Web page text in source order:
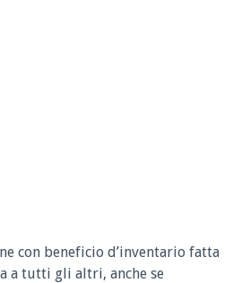
con beneficio d’inventario fatta
a tutti gli altri, anche se